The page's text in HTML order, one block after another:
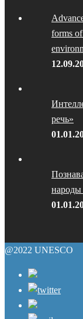
forms
речь»
народы
@2022 UNESCO